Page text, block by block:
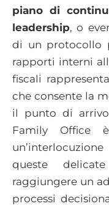
piano di
leadership, o
di un protocollo
rapporti interni
fiscali
che consente la
il punto di
Family Office
queste
raggiungere un
processi